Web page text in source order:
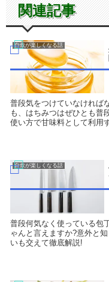
関連記事
自炊が楽しくなる話
普段気をつけていなければ
も、はちみつはぜひとも普
使い方で甘味料として利用
自炊が楽しくなる話
普段何気なく使っている包
ゃんと言えますか?意外と
いも交えて徹底解説!